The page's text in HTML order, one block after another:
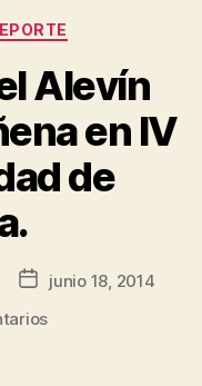
Alevín
en IV
de
junio 18, 2014